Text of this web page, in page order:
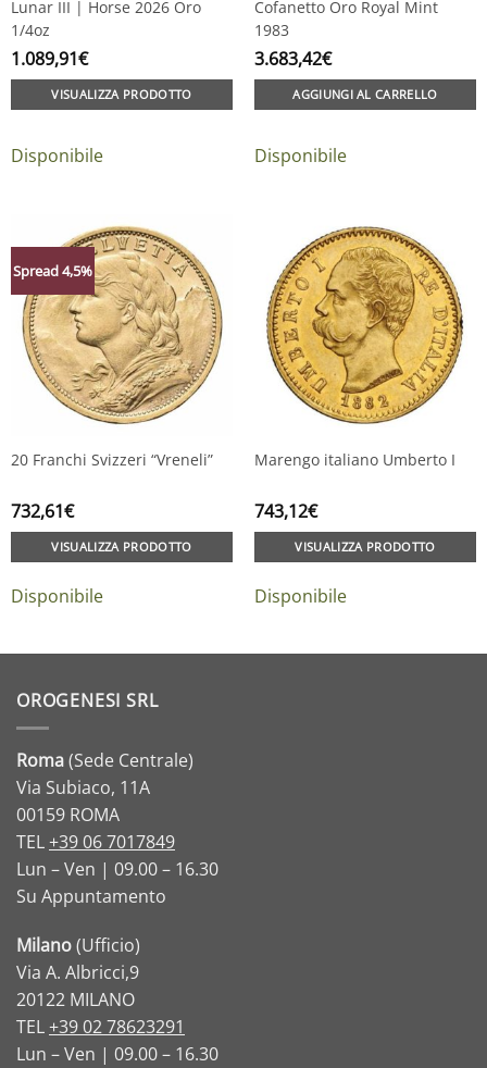
Lunar III | Horse 2026 Oro
1/4oz
1.089,91€
VISUALIZZA PRODOTTO
Disponibile
Cofanetto Oro Royal Mint
1983
3.683,42€
AGGIUNGI AL CARRELLO
Disponibile
Spread 4,5%
20 Franchi Svizzeri “Vreneli”
732,61€
VISUALIZZA PRODOTTO
Disponibile
Marengo italiano Umberto I
743,12€
VISUALIZZA PRODOTTO
Disponibile
OROGENESI SRL
Roma(Sede Centrale)
Via Subiaco, 11A
00159 ROMA
TEL+39 06 7017849
Lun – Ven | 09.00 – 16.30
Su Appuntamento
Milano(Ufficio)
Via A. Albricci,9
20122 MILANO
TEL+39 02 78623291
Lun – Ven | 09.00 – 16.30